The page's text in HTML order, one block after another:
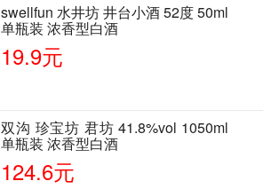
swellfun 水井坊 井台小酒 52度 50ml
单瓶装 浓香型白酒
19.9元
双沟 珍宝坊 君坊 41.8%vol 1050ml
单瓶装 浓香型白酒
124.6元